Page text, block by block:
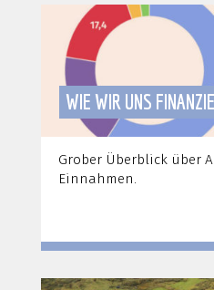
WIE WIR UNS
Grober Überblick über
Einnahmen.